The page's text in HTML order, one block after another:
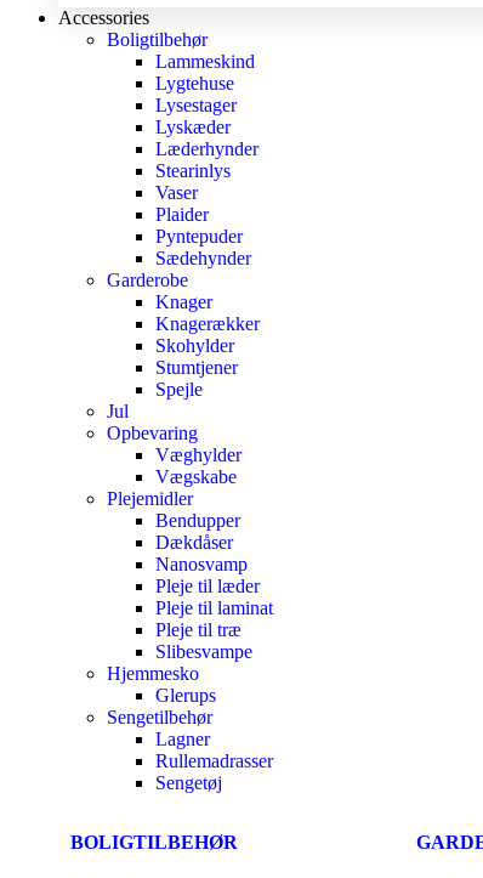
Accessories
Boligtilbehør
Lammeskind
Lygtehuse
Lysestager
Lyskæder
Læderhynder
Stearinlys
Vaser
Plaider
Pyntepuder
Sædehynder
Garderobe
Knager
Knagerækker
Skohylder
Stumtjener
Spejle
Jul
Opbevaring
Væghylder
Vægskabe
Plejemidler
Bendupper
Dækdåser
Nanosvamp
Pleje til læder
Pleje til laminat
Pleje til træ
Slibesvampe
Hjemmesko
Glerups
Sengetilbehør
Lagner
Rullemadrasser
Sengetøj
BOLIGTILBEHØR